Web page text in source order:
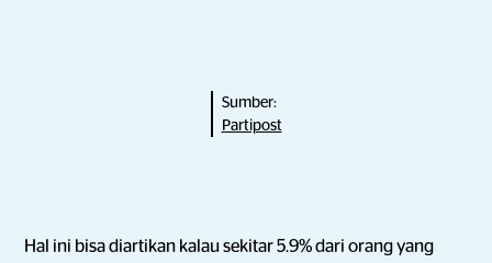
Sumber:
Partipost
Hal ini bisa diartikan kalau sekitar 5.9% dari orang yang